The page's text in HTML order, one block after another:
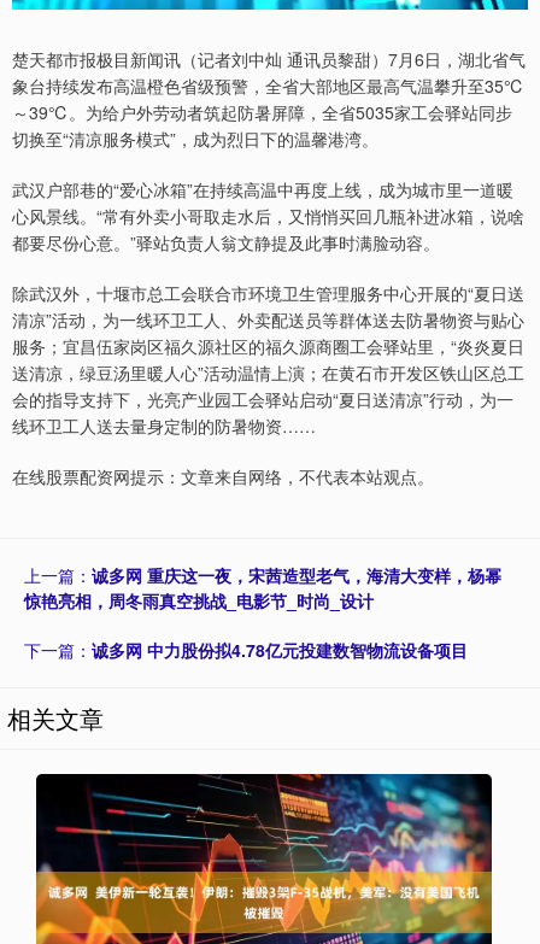
楚天都市报极目新闻讯（记者刘中灿 通讯员黎甜）7月6日，湖北省气
象台持续发布高温橙色省级预警，全省大部地区最高气温攀升至35℃
～39℃。为给户外劳动者筑起防暑屏障，全省5035家工会驿站同步
切换至“清凉服务模式”，成为烈日下的温馨港湾。
武汉户部巷的“爱心冰箱”在持续高温中再度上线，成为城市里一道暖
心风景线。“常有外卖小哥取走水后，又悄悄买回几瓶补进冰箱，说啥
都要尽份心意。”驿站负责人翁文静提及此事时满脸动容。
除武汉外，十堰市总工会联合市环境卫生管理服务中心开展的“夏日送
清凉”活动，为一线环卫工人、外卖配送员等群体送去防暑物资与贴心
服务；宜昌伍家岗区福久源社区的福久源商圈工会驿站里，“炎炎夏日
送清凉，绿豆汤里暖人心”活动温情上演；在黄石市开发区铁山区总工
会的指导支持下，光亮产业园工会驿站启动“夏日送清凉”行动，为一
线环卫工人送去量身定制的防暑物资……
在线股票配资网提示：文章来自网络，不代表本站观点。
上一篇： 诚多网 重庆这一夜，宋茜造型老气，海清大变样，杨幂
惊艳亮相，周冬雨真空挑战_电影节_时尚_设计
下一篇： 诚多网 中力股份拟4.78亿元投建数智物流设备项目
相关文章